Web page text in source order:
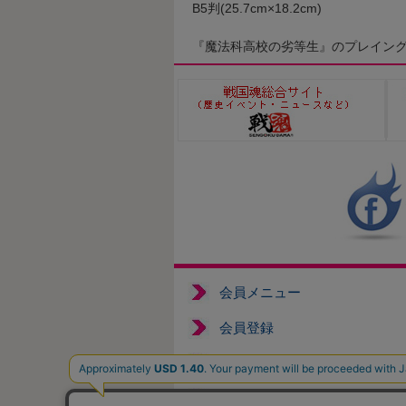
B5判(25.7cm×18.2cm)
『魔法科高校の劣等生』のプレイン
会員メニュー
会員登録
ログイン